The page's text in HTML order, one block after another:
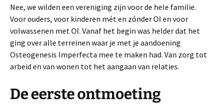
Nee, we wilden een vereniging zijn voor de hele familie.
Voor ouders, voor kinderen mét en zónder OI en voor
volwassenen met OI. Vanaf het begin was helder dat het
ging over alle terreinen waar je met je aandoening
Osteogenesis Imperfecta mee te maken had. Van zorg tot
arbeid en van wonen tot het aangaan van relaties.
De eerste ontmoeting